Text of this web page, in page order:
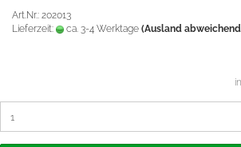
Art.Nr.: 202013
Lieferzeit:
ca. 3-4 Werktage (Ausland